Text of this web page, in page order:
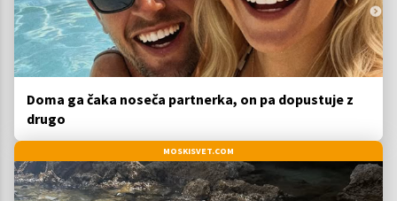
Doma ga čaka noseča partnerka, on pa dopustuje z
drugo
MOSKISVET.COM